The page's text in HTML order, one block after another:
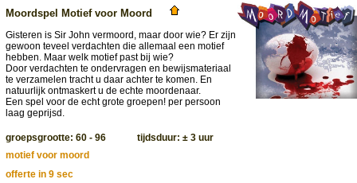
Moordspel Motief voor Moord
Gisteren is Sir John vermoord, maar door wie? Er zijn
gewoon teveel verdachten die allemaal een motief
hebben. Maar welk motief past bij wie?
Door verdachten te ondervragen en bewijsmateriaal
te verzamelen tracht u daar achter te komen. En
natuurlijk ontmaskert u de echte moordenaar.
Een spel voor de echt grote groepen! per persoon
laag geprijsd.
groepsgrootte: 60 - 96 tijdsduur: ± 3 uur
motief voor moord
offerte in 9 sec